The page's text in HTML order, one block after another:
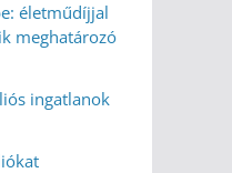
életműdíjjal
meghatározó
ingatlanok